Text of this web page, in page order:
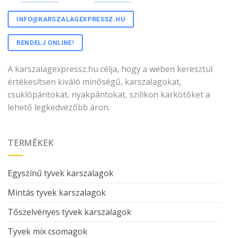
INFO@KARSZALAGEXPRESSZ.HU
RENDELJ ONLINE!
A karszalagexpressz.hu célja, hogy a weben keresztül
értékesítsen kiváló minőségű, karszalagokat,
csuklópántokat, nyakpántokat, szilikon karkötőket a
lehető legkedvezőbb áron.
TERMÉKEK
Egyszínű tyvek karszalagok
Mintás tyvek karszalagok
Tőszelvényes tyvek karszalagok
Tyvek mix csomagok